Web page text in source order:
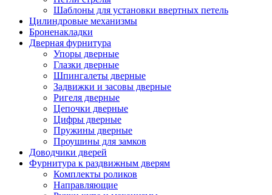
Шаблоны для установки ввертных петель
Цилиндровые механизмы
Броненакладки
Дверная фурнитура
Упоры дверные
Глазки дверные
Шпингалеты дверные
Задвижки и засовы дверные
Ригеля дверные
Цепочки дверные
Цифры дверные
Пружины дверные
Проушины для замков
Доводчики дверей
Фурнитура к раздвижным дверям
Комплекты роликов
Направляющие